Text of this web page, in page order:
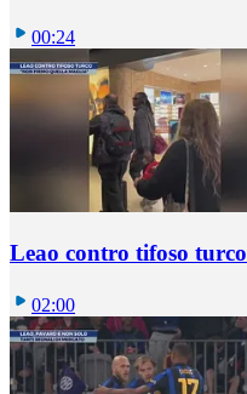
00:24
Leao contro tifoso turco
02:00